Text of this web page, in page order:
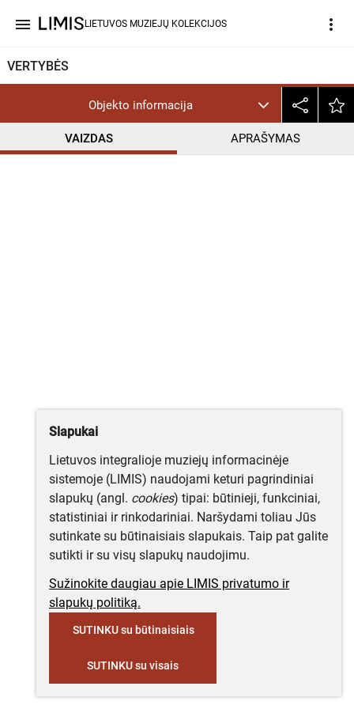
menu LIETUVOS MUZIEJŲ KOLEKCIJOS more_vert
VERTYBĖS
Objekto informacija
VAIZDAS APRAŠYMAS
Slapukai
Lietuvos integralioje muziejų informacinėje
sistemoje (LIMIS) naudojami keturi pagrindiniai
slapukų (angl. cookies) tipai: būtinieji, funkciniai,
statistiniai ir rinkodariniai. Naršydami toliau Jūs
sutinkate su būtinaisiais slapukais. Taip pat galite
sutikti ir su visų slapukų naudojimu.
Sužinokite daugiau apie LIMIS privatumo ir
slapukų politiką.
SUTINKU su būtinaisiais
SUTINKU su visais